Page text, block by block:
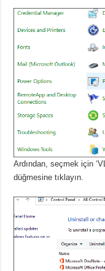
Ardından, seçmek için
düğmesine tıklayın.